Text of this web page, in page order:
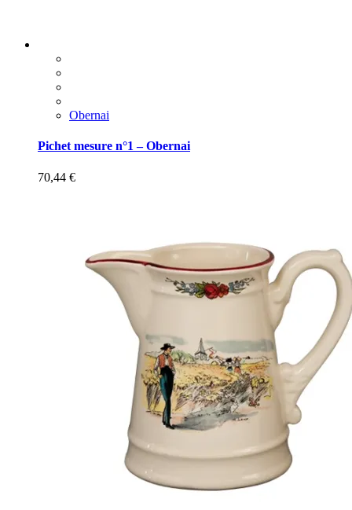
Obernai
Pichet mesure n°1 – Obernai
70,44 €